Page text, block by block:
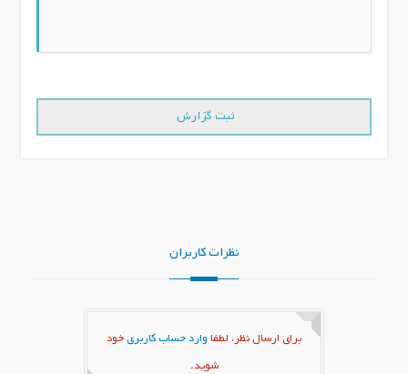
نظرات کاربران
برای ارسال نظر، لطفا وارد حساب کاربری خود
شوید.